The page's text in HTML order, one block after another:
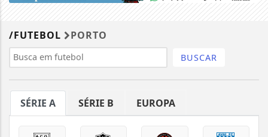
/FUTEBOL PORTO
BUSCAR
SÉRIE A SÉRIE B EUROPA